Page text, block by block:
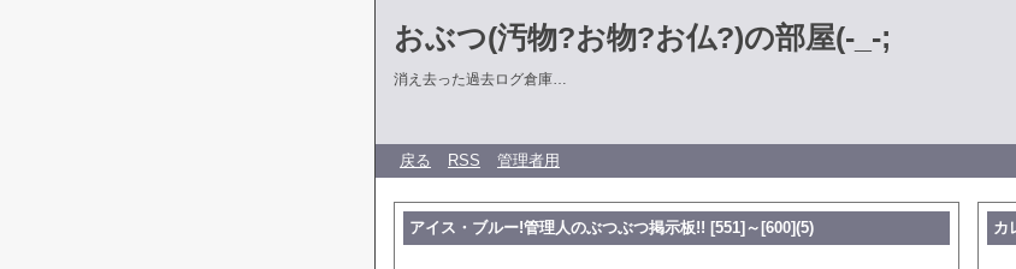
おぶつ(汚物?お物?お仏?)の部屋(-_-;
消え去った過去ログ倉庫…
戻る RSS 管理者用
アイス・ブルー!管理人のぶつぶつ掲示板!! [551]～[600](5) カ